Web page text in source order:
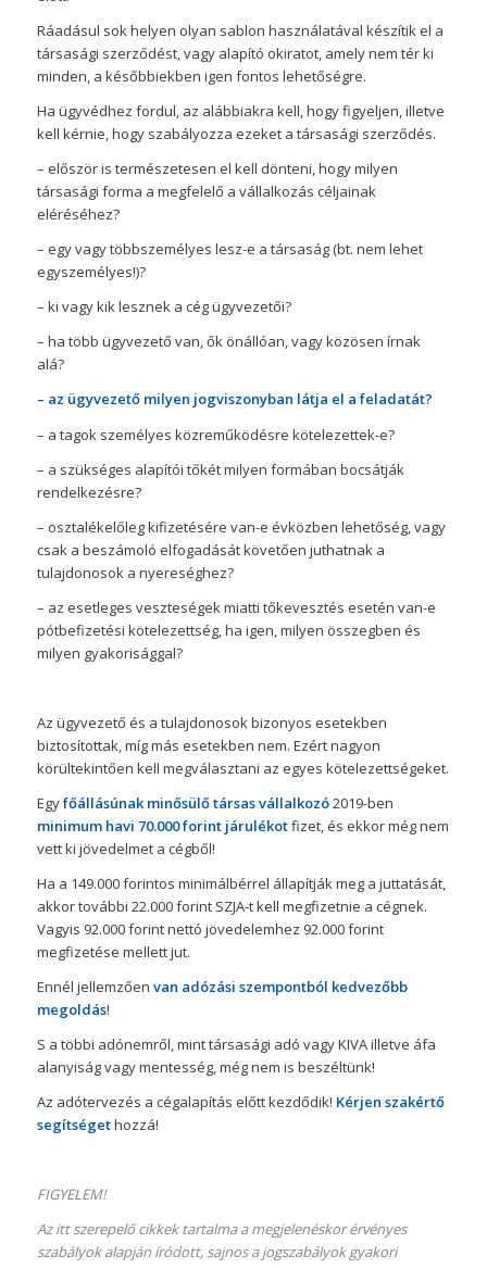
Ráadásul sok helyen olyan sablon használatával készítik el a
társasági szerződést, vagy alapító okiratot, amely nem tér ki
minden, a későbbiekben igen fontos lehetőségre.
Ha ügyvédhez fordul, az alábbiakra kell, hogy figyeljen, illetve
kell kérnie, hogy szabályozza ezeket a társasági szerződés.
– először is természetesen el kell dönteni, hogy milyen
társasági forma a megfelelő a vállalkozás céljainak
eléréséhez?
– egy vagy többszemélyes lesz-e a társaság (bt. nem lehet
egyszemélyes!)?
– ki vagy kik lesznek a cég ügyvezetői?
– ha több ügyvezető van, ők önállóan, vagy közösen írnak
alá?
– az ügyvezető milyen jogviszonyban látja el a feladatát?
– a tagok személyes közreműködésre kötelezettek-e?
– a szükséges alapítói tőkét milyen formában bocsátják
rendelkezésre?
– osztalékelőleg kifizetésére van-e évközben lehetőség, vagy
csak a beszámoló elfogadását követően juthatnak a
tulajdonosok a nyereséghez?
– az esetleges veszteségek miatti tőkevesztés esetén van-e
pótbefizetési kötelezettség, ha igen, milyen összegben és
milyen gyakorisággal?
Az ügyvezető és a tulajdonosok bizonyos esetekben
biztosítottak, míg más esetekben nem. Ezért nagyon
körültekintően kell megválasztani az egyes kötelezettségeket.
Egyfőállásúnak minősülő társas vállalkozó2019-ben
minimum havi 70.000 forint járulékotfizet, és ekkor még nem
vett ki jövedelmet a cégből!
Ha a 149.000 forintos minimálbérrel állapítják meg a juttatását,
akkor további 22.000 forint SZJA-t kell megfizetnie a cégnek.
Vagyis 92.000 forint nettó jövedelemhez 92.000 forint
megfizetése mellett jut.
Ennél jellemzően van adózási szempontból kedvezőbb
megoldás!
S a többi adónemről, mint társasági adó vagy KIVA illetve áfa
alanyiság vagy mentesség, még nem is beszéltünk!
Az adótervezés a cégalapítás előtt kezdődik! Kérjen szakértő
segítségethozzá!
FIGYELEM!
Az itt szerepelő cikkek tartalma a megjelenéskor érvényes
szabályok alapján íródott, sajnos a jogszabályok gyakori